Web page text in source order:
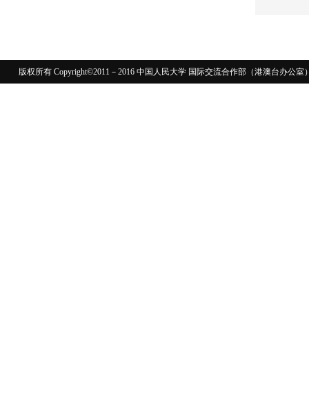
版权所有 Copyright©2011－2016 中国人民大学 国际交流合作部（港澳台办